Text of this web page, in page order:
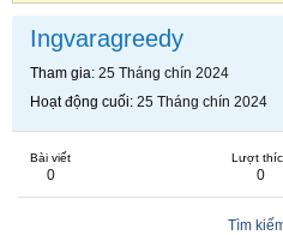
Ingvaragreedy
Tham gia 25 Tháng chín 2024
Hoạt động cuối 25 Tháng chín 2024
Bài viết
0
Lượt
0
Tìm